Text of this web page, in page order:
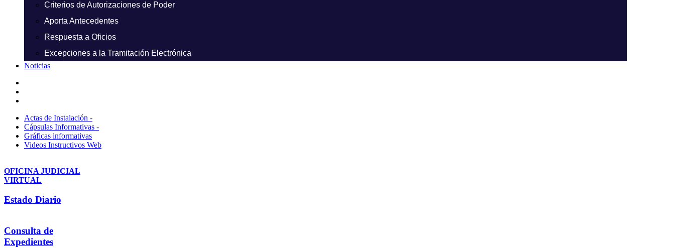
Criterios de Autorizaciones de Poder
Aporta Antecedentes
Respuesta a Oficios
Excepciones a la Tramitación Electrónica
Noticias
Actas de Instalación -
Cápsulas Informativas -
Gráficas informativas
Videos Instructivos Web
OFICINA JUDICIAL
VIRTUAL
Estado Diario
Consulta de
Expedientes